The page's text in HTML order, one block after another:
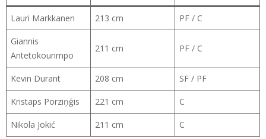
Lauri Markkanen 213 cm PF / C
Giannis
Antetokounmpo
211 cm PF / C
Kevin Durant 208 cm SF / PF
Kristaps Porziņģis 221 cm C
Nikola Jokić 211 cm C